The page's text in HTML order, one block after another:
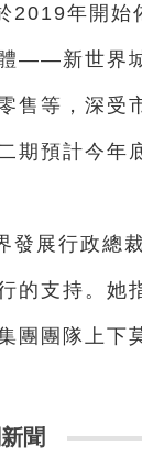
2019年開始
——新世界
售等，深受
期預計今年
發展行政總
的支持。她
團團隊上
聞